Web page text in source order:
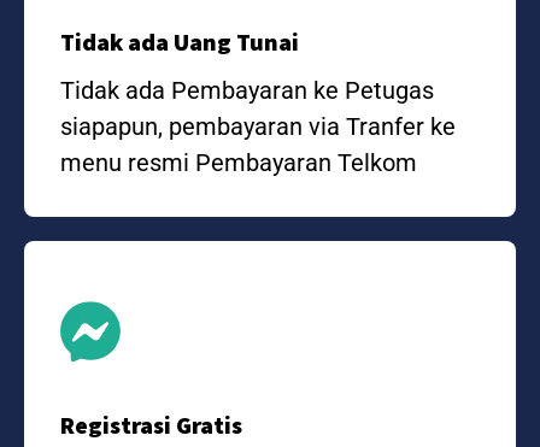
Tidak ada Uang Tunai
Tidak ada Pembayaran ke Petugas
siapapun, pembayaran via Tranfer ke
menu resmi Pembayaran Telkom
Registrasi Gratis